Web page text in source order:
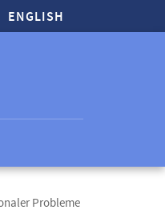
ENGLISH
Probleme